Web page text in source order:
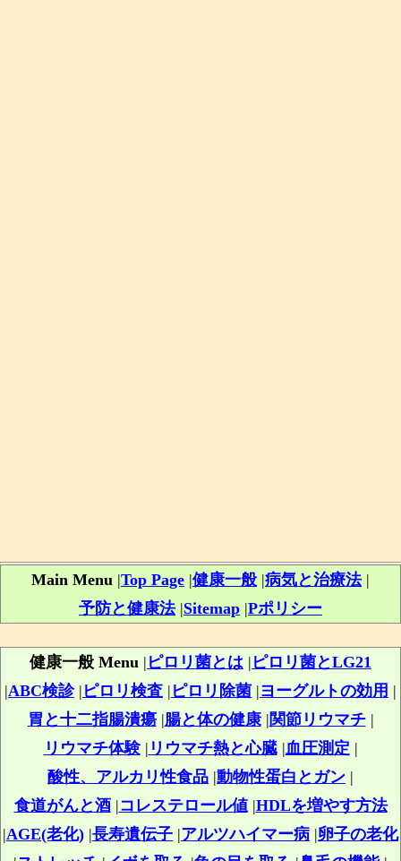
Main Menu |Top Page |健康一般 |病気と治療法|
予防と健康法|Sitemap |Pポリシー
健康一般 Menu | ピロリ菌とは | ピロリ菌とLG21
|ABC検診| ピロリ検査 | ピロリ除菌 |ヨーグルトの効用 |
胃と十二指腸潰瘍|腸と体の健康|関節リウマチ|
リウマチ体験| リウマチ熱と心臓|血圧測定 |
酸性、アルカリ性食品 |動物性蛋白とガン |
食道がんと酒|コレステロール値|HDLを増やす方法
|AGE(老化) |長寿遺伝子 |アルツハイマー病 |卵子の老化